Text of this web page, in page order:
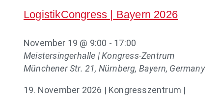
LogistikCongress | Bayern 2026
November 19 @ 9:00 - 17:00
Meistersingerhalle | Kongress-Zentrum
Münchener Str. 21, Nürnberg, Bayern, Germany
19. November 2026 | Kongresszentrum |